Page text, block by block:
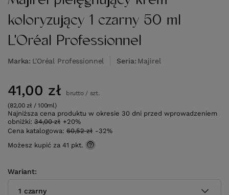
koloryzujący 1 czarny 50 ml
L'Oréal Professionnel
Marka L'Oréal Professionnel Seria Majirel
Wariant
1 czarny
41,00 zł brutto/ szt.
(82,00 zł / 100ml)
Najniższa cena produktu w okresie 30 dni przed wprowadzeniem
obniżki: 34,00 zł +20%
Cena katalogowa: 60,52 zł -32%
Możesz kupić za 41 pkt.